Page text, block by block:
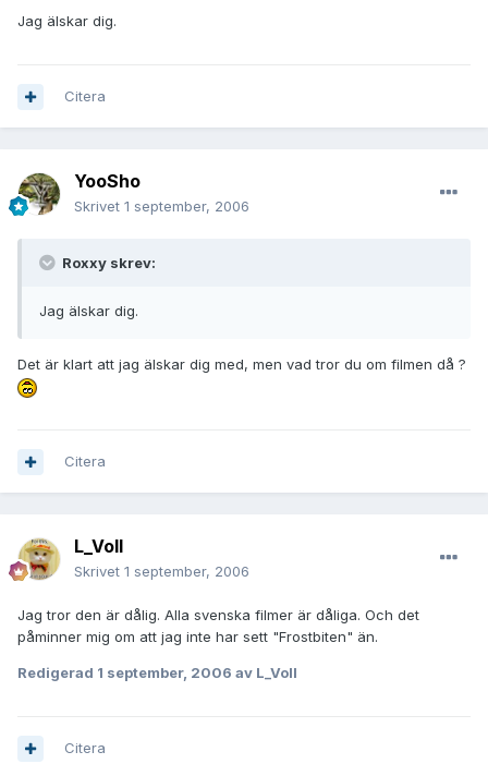
Jag älskar dig.
Citera
YooSho
Skrivet 1 september, 2006
Roxxy skrev:
Jag älskar dig.
Det är klart att jag älskar dig med, men vad tror du om filmen då ?
Citera
L_Voll
Skrivet 1 september, 2006
Jag tror den är dålig. Alla svenska filmer är dåliga. Och det
påminner mig om att jag inte har sett "Frostbiten" än.
Redigerad 1 september, 2006 av L_Voll
Citera